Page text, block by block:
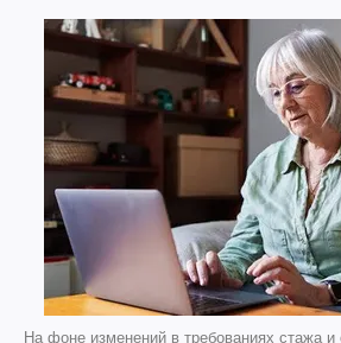
На фоне изменений в требованиях стажа и